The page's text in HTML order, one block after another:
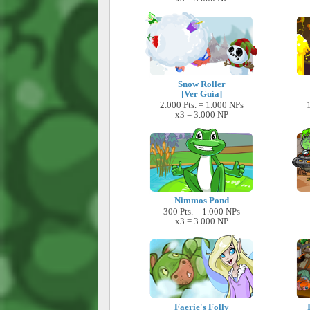
Snow Roller
[Ver Guía]
2.000 Pts. = 1.000 NPs
x3 = 3.000 NP
Nimmos Pond
300 Pts. = 1.000 NPs
x3 = 3.000 NP
Faerie's Folly